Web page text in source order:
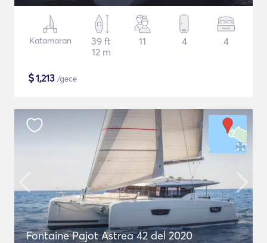
Katamaran
39 ft
12 m
11 4 4
$1,213 /gece
Fontaine Pajot Astrea 42 del 2020